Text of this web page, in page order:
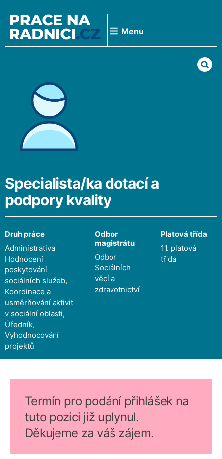
obsah
Menu
Specialista/ka dotací a
podpory kvality
Druh práce
Administrativa,
Hodnocení
poskytování
sociálních služeb,
Koordinace a
usměrňování aktivit
v sociální oblasti,
Úředník,
Vyhodnocování
projektů
Odbor
magistrátu
Odbor
Sociálních
věcí a
zdravotnictví
Platová třída
11. platová
třída
Termín pro podání přihlášek na
tuto pozici již uplynul.
Děkujeme za váš zájem.